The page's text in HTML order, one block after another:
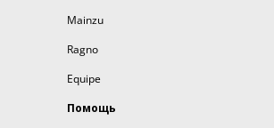
Mainzu
Ragno
Equipe
Помощь